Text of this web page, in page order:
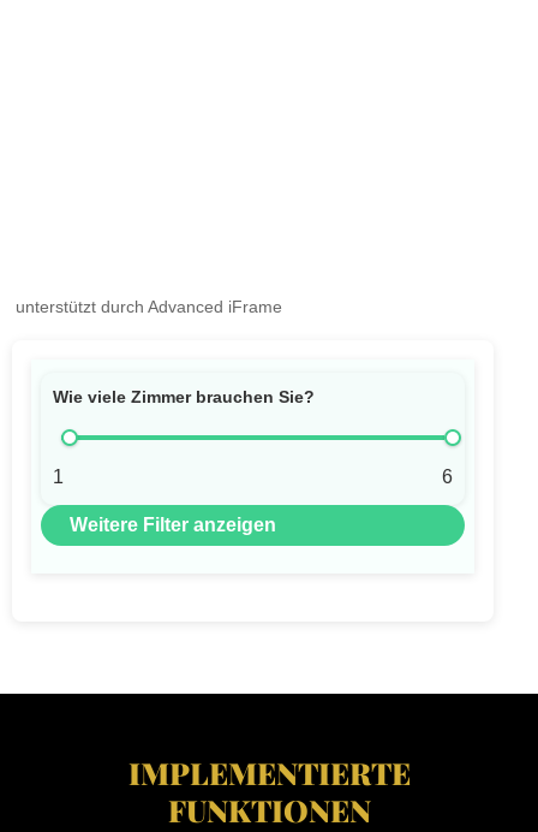
unterstützt durch Advanced iFrame
Wie viele Zimmer brauchen Sie?
1 6
Weitere Filter anzeigen
IMPLEMENTIERTE
FUNKTIONEN